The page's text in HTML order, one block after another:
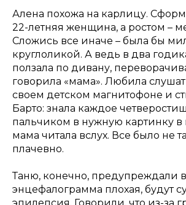
Алена похожа на карлицу.
22-летняя женщина, а ростом –
Сложись все иначе – была бы
круглоликой. А ведь в два
ползала по дивану,
говорила «мама». Любила
своем детском магнитофоне и
Барто: знала каждое
пальчиком в нужную картинку в
мама читала вслух. Все было не
плачевно.
Таню, конечно, предупреждали
энцефалограмма плохая, будут